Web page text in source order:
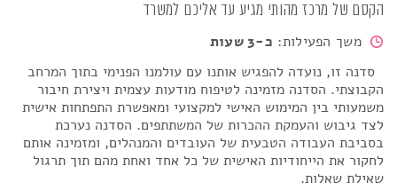
הקסם של מרכז מהותי מגיע עד אליכם למשרד
משך הפעילות: כ-3 שעות
סדנה זו, נועדה להפגיש אותנו עם עולמנו הפנימי בתוך המרחב
הקבוצתי. הסדנה מזמינה לטיפוח מודעות עצמית ויצירת חיבור
משמעותי בין המימוש האישי למקצועי ומאפשרת התפתחות אישית
לצד גיבוש והעמקת ההכרות של המשתתפים. הסדנה נערכת
בסביבת העבודה הטבעית של העובדים והמנהלים, ומזמינה אותם
לחקור את הייחודיות האישית של כל אחד ואחת מהם תוך תרגול
שאילת שאלות.